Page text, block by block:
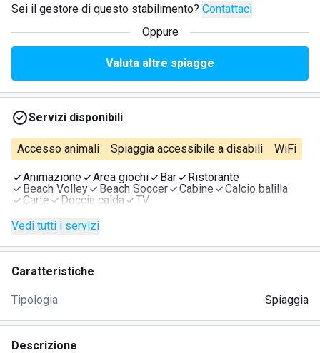
Sei il gestore di questo stabilimento? Contattaci
Oppure
Valuta altre spiagge
Servizi disponibili
Accesso animali Spiaggia accessibile a disabili WiFi
Animazione Area giochi Bar
Ristorante
Beach Volley
Beach Soccer Cabine
Calcio balilla
Carte
Doccia calda
TV
Vedi tutti i servizi
Caratteristiche
Tipologia Spiaggia
Descrizione